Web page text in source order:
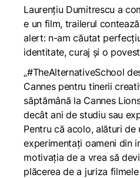
Laurențiu Dumitrescu a
e un film, trailerul
alert: n-am căutat
identitate, curaj și o
„#TheAlternativeSchool
Cannes pentru tinerii
săptămână la Cannes
decât ani de studiu sau
Pentru că acolo, alături de
experimentați oameni din
motivația de a vrea să
plăcerea de a juriza